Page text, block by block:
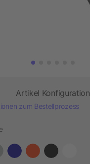
Artikel Konfiguration
zum Bestellprozess